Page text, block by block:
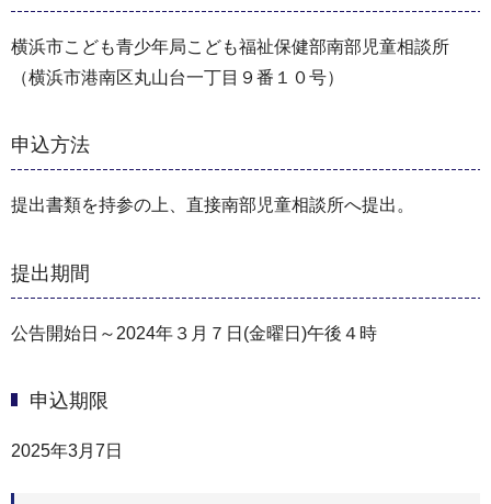
横浜市こども青少年局こども福祉保健部南部児童相談所
（横浜市港南区丸山台一丁目９番１０号）
申込方法
提出書類を持参の上、直接南部児童相談所へ提出。
提出期間
公告開始日～2024年３月７日(金曜日)午後４時
申込期限
2025年3月7日